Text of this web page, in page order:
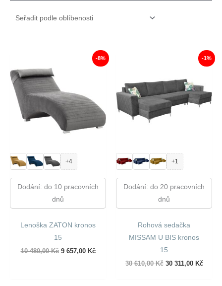
-8%
+4
Dodání: do 10 pracovních
dnů
Lenoška ZATON kronos
15
10 480,00Kč Původní
9 657,00 KčAktuální
-1%
+1
Dodání: do 20 pracovních
dnů
Rohová sedačka
MISSAM U BIS kronos
15
30 610,00Kč Původní
30 311,00 Kč